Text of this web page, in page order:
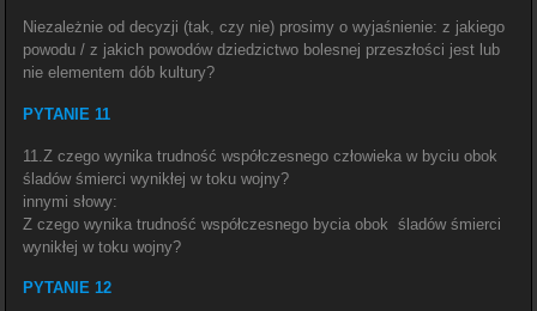
Niezależnie od decyzji (tak, czy nie) prosimy o wyjaśnienie: z jakiego
powodu / z jakich powodów dziedzictwo bolesnej przeszłości jest lub
nie elementem dób kultury?
PYTANIE 11
11.Z czego wynika trudność współczesnego człowieka w byciu obok
śladów śmierci wynikłej w toku wojny?
innymi słowy:
Z czego wynika trudność współczesnego bycia obok śladów śmierci
wynikłej w toku wojny?
PYTANIE 12